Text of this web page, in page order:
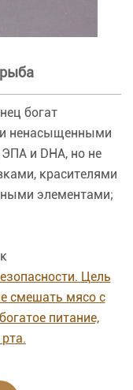
богат
ненасыщенными
и DHA, но не
красителями
элементами;
Цель
смешать мясо с
питание,